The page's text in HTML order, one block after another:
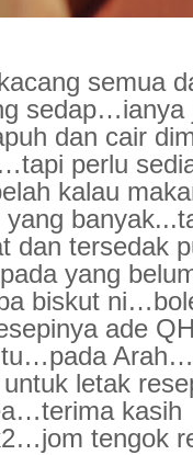
semua
sedap…ianya
dan cair
perlu
kalau
yang
dan tersedak
yang
biskut
ade
tu…pada
letak
kasih
tengok